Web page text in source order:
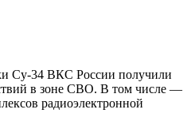
Су-34 ВКС России получили
в зоне СВО. В том числе —
радиоэлектронной